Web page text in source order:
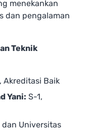
menekankan
dan pengalaman
Teknik
Akreditasi Baik
Yani: S-1,
dan Universitas